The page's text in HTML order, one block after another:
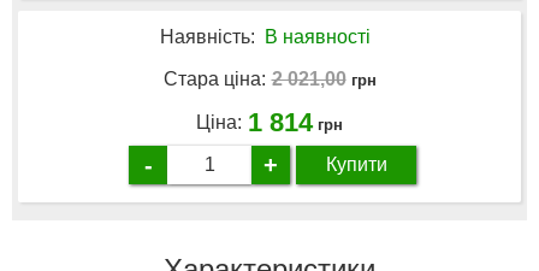
Наявність: В наявності
Стара ціна: 2 021,00 грн
Ціна: 1 814 грн
- + Купити